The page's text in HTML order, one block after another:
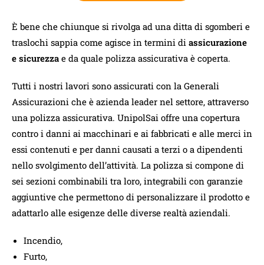
È bene che chiunque si rivolga ad una ditta di sgomberi e
traslochi sappia come agisce in termini di assicurazione
e sicurezza e da quale polizza assicurativa è coperta.
Tutti i nostri lavori sono assicurati con la Generali
Assicurazioni che è azienda leader nel settore, attraverso
una polizza assicurativa. UnipolSai offre una copertura
contro i danni ai macchinari e ai fabbricati e alle merci in
essi contenuti e per danni causati a terzi o a dipendenti
nello svolgimento dell’attività. La polizza si compone di
sei sezioni combinabili tra loro, integrabili con garanzie
aggiuntive che permettono di personalizzare il prodotto e
adattarlo alle esigenze delle diverse realtà aziendali.
Incendio,
Furto,